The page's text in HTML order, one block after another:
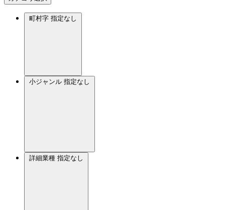
町村字 指定なし
小ジャンル 指定なし
詳細業種 指定なし